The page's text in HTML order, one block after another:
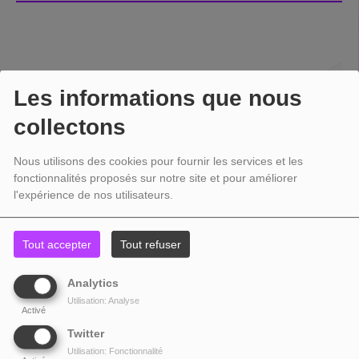
Les informations que nous
collectons
Nous utilisons des cookies pour fournir les services et les
fonctionnalités proposés sur notre site et pour améliorer
l'expérience de nos utilisateurs.
Tout accepter Tout refuser
Analytics
Activé
Utilisation: Analyse
Twitter
Utilisation: Fonctionnalité